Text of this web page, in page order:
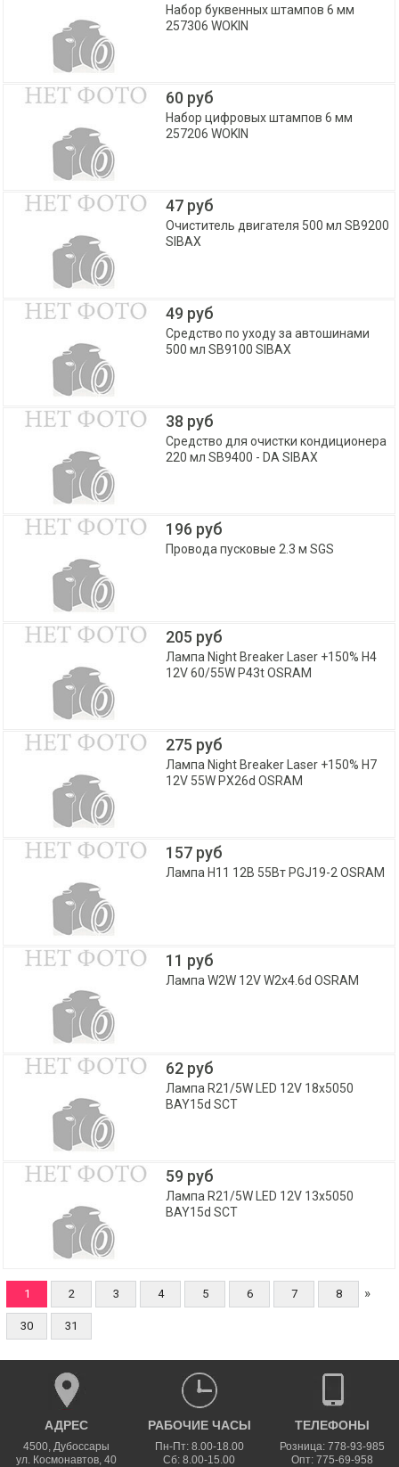
Набор буквенных штампов 6 мм
257306 WOKIN
60 руб
Набор цифровых штампов 6 мм
257206 WOKIN
47 руб
Очиститель двигателя 500 мл SB9200
SIBAX
49 руб
Средство по уходу за автошинами
500 мл SB9100 SIBAX
38 руб
Средство для очистки кондиционера
220 мл SB9400 - DA SIBAX
196 руб
Провода пусковые 2.3 м SGS
205 руб
Лампа Night Breaker Laser +150% H4
12V 60/55W P43t OSRAM
275 руб
Лампа Night Breaker Laser +150% H7
12V 55W PX26d OSRAM
157 руб
Лампа H11 12В 55Вт PGJ19-2 OSRAM
11 руб
Лампа W2W 12V W2x4.6d OSRAM
62 руб
Лампа R21/5W LED 12V 18х5050
BAY15d SCT
59 руб
Лампа R21/5W LED 12V 13х5050
BAY15d SCT
1 2 3 4 5 6 7 8 »
30 31
АДРЕС
4500,Дубоссары
ул. Космонавтов, 40
РАБОЧИЕ ЧАСЫ
Пн-Пт: 8.00-18.00
Сб: 8.00-15.00
ТЕЛЕФОНЫ
Розница: 778-93-985
Опт: 775-69-958